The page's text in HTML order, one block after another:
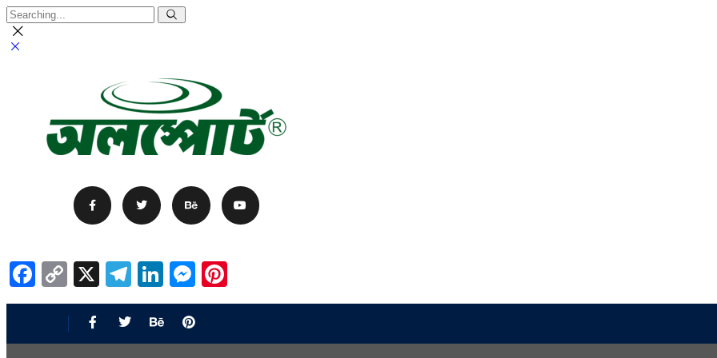
Facebook
Copy
Link
X Telegram
LinkedIn
Messenger